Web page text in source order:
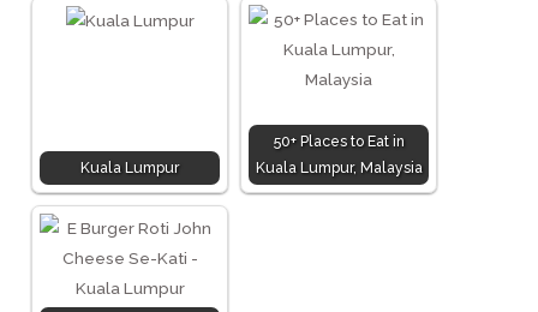
Kuala Lumpur
50+ Places to Eat in
Kuala Lumpur, Malaysia